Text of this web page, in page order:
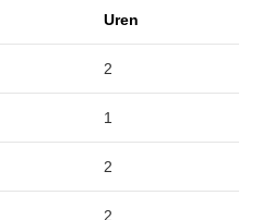
Uren
2
1
2
2